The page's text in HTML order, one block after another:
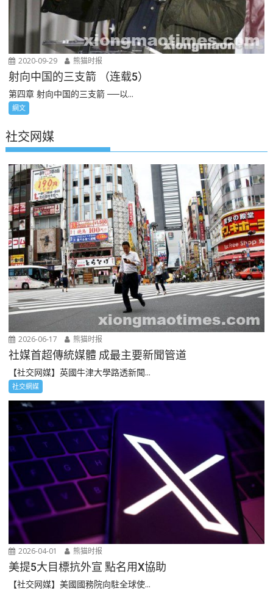
2020-09-29 熊猫时报
射向中国的三支箭 （连载5）
第四章 射向中国的三支箭 ──以...
網文
社交网媒
2026-06-17 熊猫时报
社媒首超傳統媒體 成最主要新聞管道
【社交网媒】英國牛津大學路透新聞...
社交網媒
2026-04-01 熊猫时报
美提5大目標抗外宣 點名用X協助
【社交网媒】美國國務院向駐全球使...